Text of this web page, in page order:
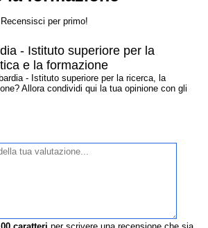
per primo!
- Istituto superiore per la
e la formazione
- Istituto superiore per la ricerca, la
Allora condividi qui la tua opinione con gli